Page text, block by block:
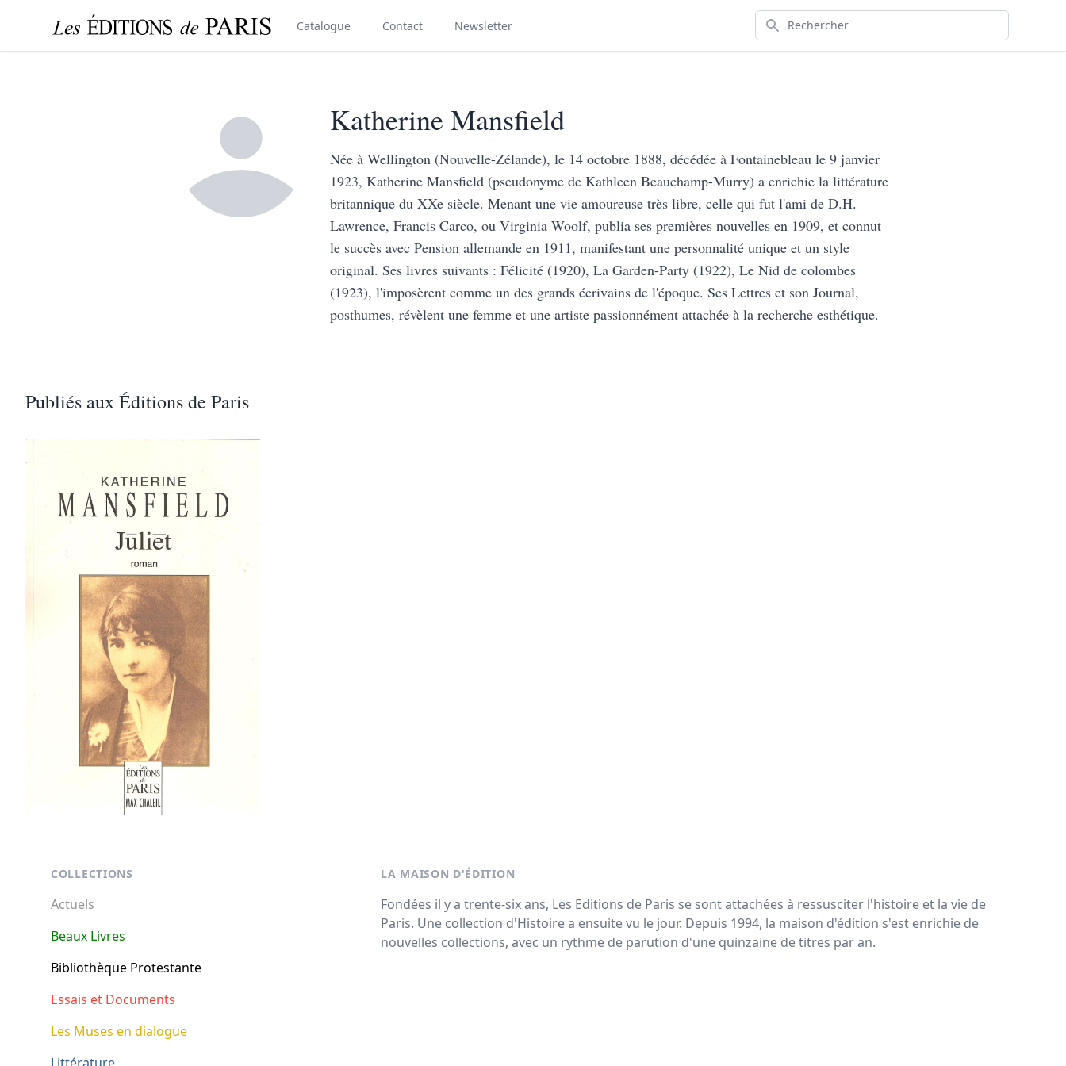
Catalogue Contact Newsletter Rechercher
Katherine Mansfield
Née à Wellington (Nouvelle-Zélande), le 14 octobre 1888, décédée à Fontainebleau le 9 janvier
1923, Katherine Mansfield (pseudonyme de Kathleen Beauchamp-Murry) a enrichie la littérature
britannique du XXe siècle. Menant une vie amoureuse très libre, celle qui fut l'ami de D.H.
Lawrence, Francis Carco, ou Virginia Woolf, publia ses premières nouvelles en 1909, et connut
le succès avec Pension allemande en 1911, manifestant une personnalité unique et un style
original. Ses livres suivants : Félicité (1920), La Garden-Party (1922), Le Nid de colombes
(1923), l'imposèrent comme un des grands écrivains de l'époque. Ses Lettres et son Journal,
posthumes, révèlent une femme et une artiste passionnément attachée à la recherche esthétique.
Publiés aux Éditions de Paris
COLLECTIONS
Actuels
Beaux Livres
Bibliothèque Protestante
Essais et Documents
Les Muses en dialogue
Littérature
LA MAISON D'ÉDITION
Fondées il y a trente-six ans, Les Editions de Paris se sont attachées à ressusciter l'histoire et la vie de
Paris. Une collection d'Histoire a ensuite vu le jour. Depuis 1994, la maison d'édition s'est enrichie de
nouvelles collections, avec un rythme de parution d'une quinzaine de titres par an.